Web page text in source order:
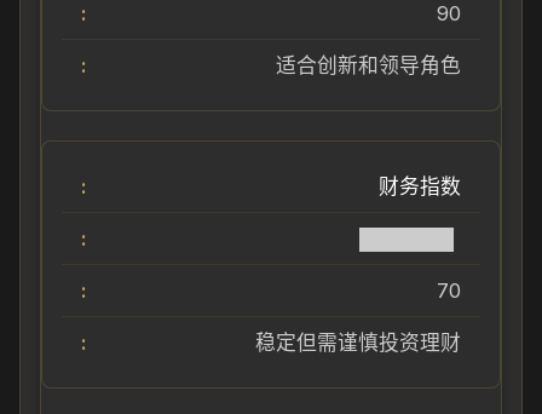
90
适合创新和领导角色
财务指数
70
稳定但需谨慎投资理财